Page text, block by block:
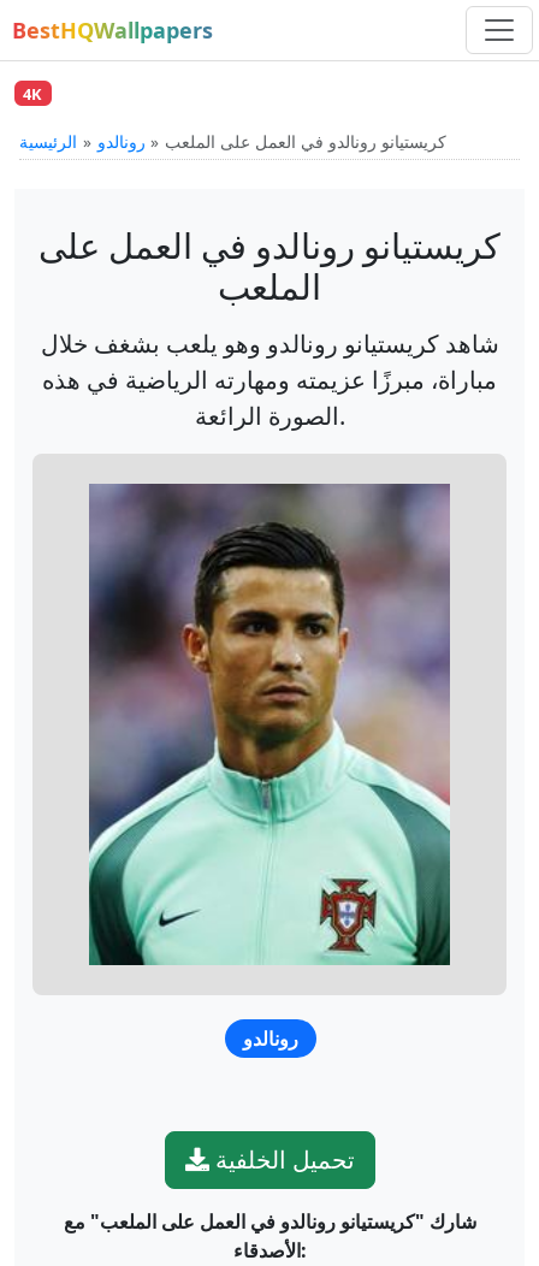
BestHQWallpapers
4K
الرئيسية رونالدو كريستيانو رونالدو في العمل على الملعب
كريستيانو رونالدو في العمل على
الملعب
شاهد كريستيانو رونالدو وهو يلعب بشغف خلال
مباراة، مبرزًا عزيمته ومهارته الرياضية في هذه
الصورة الرائعة.
رونالدو
تحميل الخلفية
شارك "كريستيانو رونالدو في العمل على الملعب" مع
الأصدقاء: